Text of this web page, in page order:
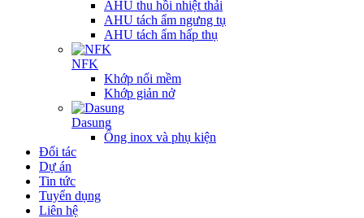
AHU thu hồi nhiệt thải
AHU tách ẩm ngưng tụ
AHU tách ẩm hấp thụ
NFK
Khớp nối mềm
Khớp giản nở
Dasung
Ống inox và phụ kiện
Đối tác
Dự án
Tin tức
Tuyển dụng
Liên hệ